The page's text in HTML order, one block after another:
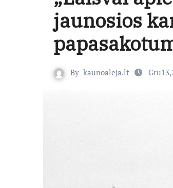
jaunosios
By kaunoaleja.lt